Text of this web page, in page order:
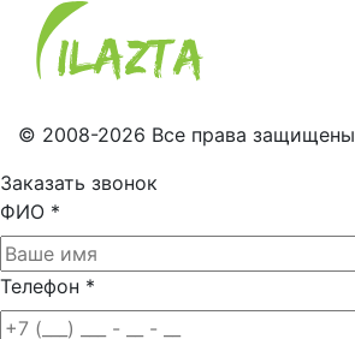
© 2008-2026 Все права защищены
Заказать звонок
ФИО *
Телефон *